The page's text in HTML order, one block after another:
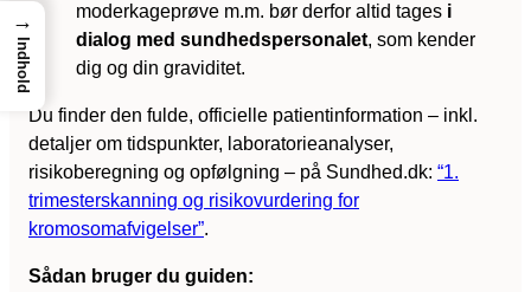
moderkageprøve m.m. bør derfor altid tages i
dialog med sundhedspersonalet, som kender
dig og din graviditet.
Du finder den fulde, officielle patientinformation – inkl.
detaljer om tidspunkter, laboratorieanalyser,
risikoberegning og opfølgning – på Sundhed.dk: “1.
trimesterskanning og risikovurdering for
kromosomafvigelser”.
Sådan bruger du guiden:
→
Indhold